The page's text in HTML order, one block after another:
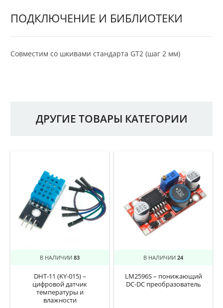
ПОДКЛЮЧЕНИЕ И БИБЛИОТЕКИ
Совместим со шкивами стандарта GT2 (шаг 2 мм)
ДРУГИЕ ТОВАРЫ КАТЕГОРИИ
В НАЛИЧИИ 83
DHT-11 (KY-015) –
цифровой датчик
температуры и
влажности
В НАЛИЧИИ 24
LM2596S – понижающий
DC-DC преобразователь